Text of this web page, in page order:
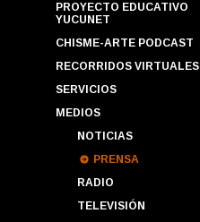
PROYECTO EDUCATIVO
YUCUNET
CHISME-ARTE PODCAST
RECORRIDOS VIRTUALES
SERVICIOS
MEDIOS
NOTICIAS
PRENSA
RADIO
TELEVISIÓN